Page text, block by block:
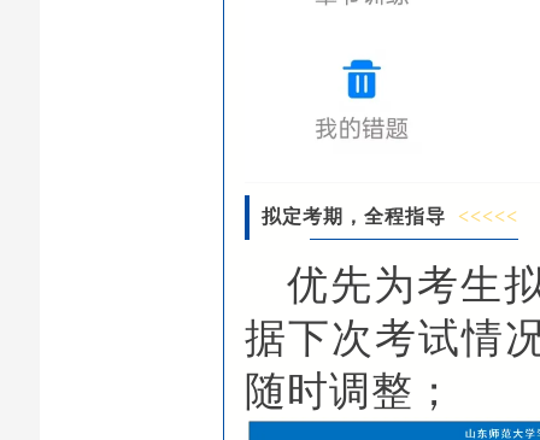
拟定考期，全程指导 <<<<<
优先为考生
据下次考试情
随时调整；